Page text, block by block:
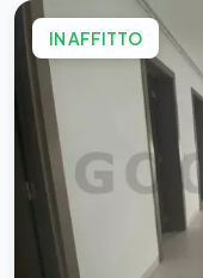
IN AFFITTO